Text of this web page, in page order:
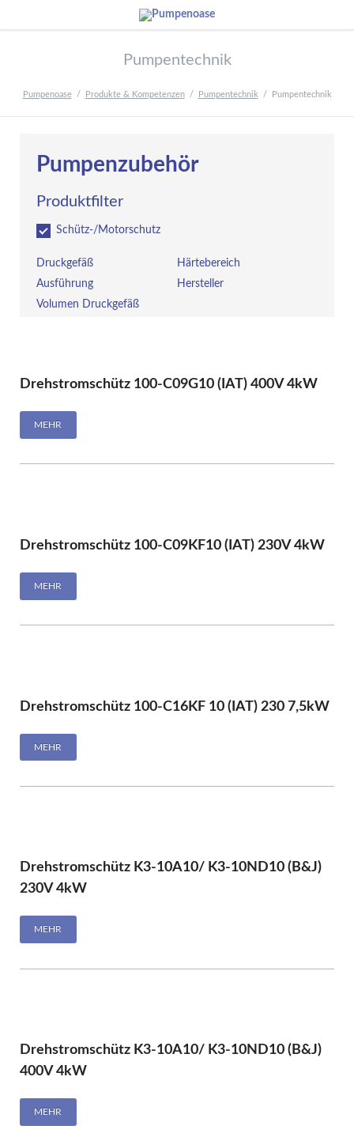
Pumpentechnik
Pumpenoase Produkte & Kompetenzen Pumpentechnik Pumpentechnik
Pumpenzubehör
Produktfilter
Schütz-/Motorschutz
Druckgefäß
Härtebereich
Ausführung
Hersteller
Volumen Druckgefäß
Drehstromschütz 100-C09G10 (IAT) 400V 4kW
MEHR
Drehstromschütz 100-C09KF10 (IAT) 230V 4kW
MEHR
Drehstromschütz 100-C16KF 10 (IAT) 230 7,5kW
MEHR
Drehstromschütz K3-10A10/ K3-10ND10 (B&J)
230V 4kW
MEHR
Drehstromschütz K3-10A10/ K3-10ND10 (B&J)
400V 4kW
MEHR